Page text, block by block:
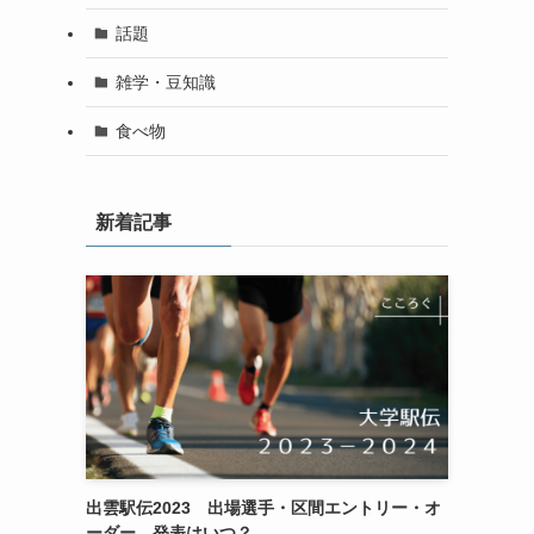
話題
雑学・豆知識
食べ物
新着記事
出雲駅伝2023 出場選手・区間エントリー・オ